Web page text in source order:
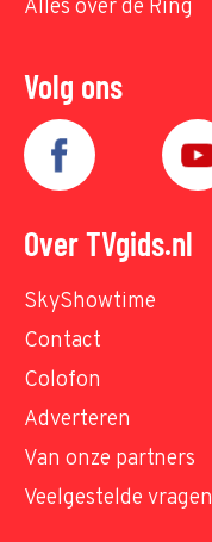
Alles over de Ring
Volg ons
Over TVgids.nl
SkyShowtime
Contact
Colofon
Adverteren
Van onze partners
Veelgestelde vragen